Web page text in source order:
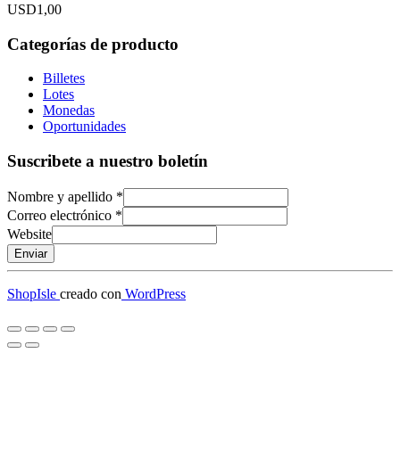
USD1,00
Categorías de producto
Billetes
Lotes
Monedas
Oportunidades
Suscribete a nuestro boletín
Nombre y apellido *
Correo electrónico *
Website
Enviar
ShopIsle creado con WordPress